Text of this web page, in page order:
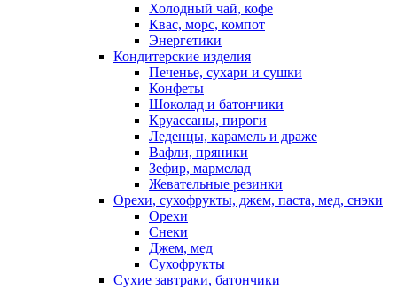
Холодный чай, кофе
Квас, морс, компот
Энергетики
Кондитерские изделия
Печенье, сухари и сушки
Конфеты
Шоколад и батончики
Круассаны, пироги
Леденцы, карамель и драже
Вафли, пряники
Зефир, мармелад
Жевательные резинки
Орехи, сухофрукты, джем, паста, мед, снэки
Орехи
Снеки
Джем, мед
Сухофрукты
Сухие завтраки, батончики